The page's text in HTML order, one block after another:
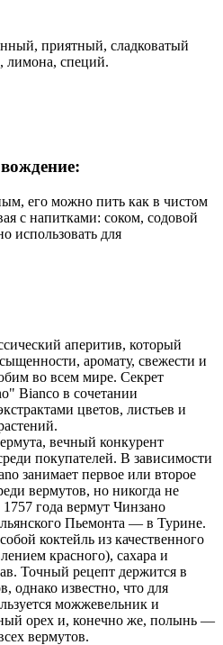
приятный, сладковатый
лимона, специй.
его можно пить как в чистом
с напитками: соком, содовой
использовать для
аперитив, который
аромату, свежести и
во всем мире. Секрет
Bianco в сочетании
цветов, листьев и
вечный конкурент
покупателей. В зависимости
занимает первое или второе
вермутов, но никогда не
года вермут Чинзано
Пьемонта — в Турине.
коктейль из качественного
красного), сахара и
Точный рецепт держится в
однако известно, что для
можжевельник и
орех и, конечно же, полынь —
вермутов.